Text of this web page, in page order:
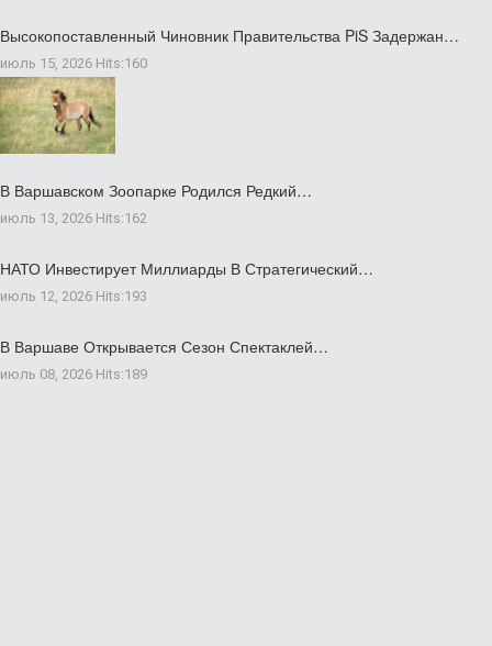
Высокопоставленный Чиновник Правительства PiS Задержан…
июль 15, 2026 Hits:160
В Варшавском Зоопарке Родился Редкий…
июль 13, 2026 Hits:162
НАТО Инвестирует Миллиарды В Стратегический…
июль 12, 2026 Hits:193
В Варшаве Открывается Сезон Спектаклей…
июль 08, 2026 Hits:189